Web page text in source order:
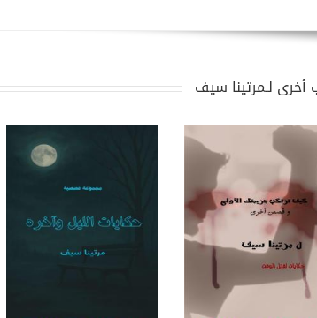
أخرى لـمرتينا سيف